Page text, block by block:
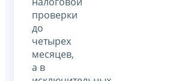
проверки
до
четырех
месяцев,
а в